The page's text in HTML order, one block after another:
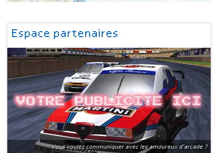
Espace partenaires
Votre publicite ici
Vous voulez communiquer avec les amoureux d'arcade ?